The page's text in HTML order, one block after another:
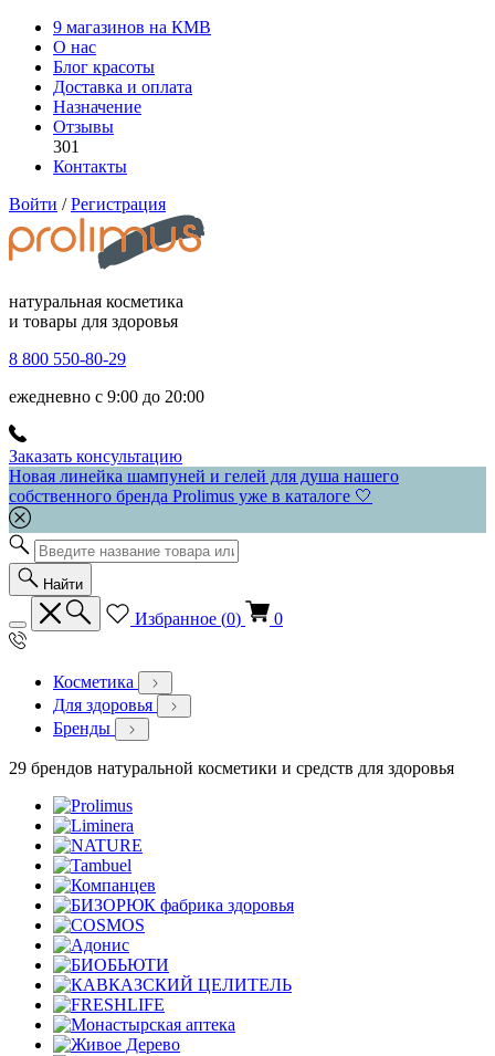
9 магазинов на КМВ
О нас
Блог красоты
Доставка и оплата
Назначение
Отзывы
301
Контакты
Войти / Регистрация
натуральная косметика
и товары для здоровья
8 800 550-80-29
ежедневно с 9:00 до 20:00
Заказать консультацию
Новая линейка шампуней и гелей для душа нашего
собственного бренда Prolimus уже в каталоге 🤍
Найти
Избранное (0) 0
Косметика
Для здоровья
Бренды
29 брендов натуральной косметики и средств для здоровья